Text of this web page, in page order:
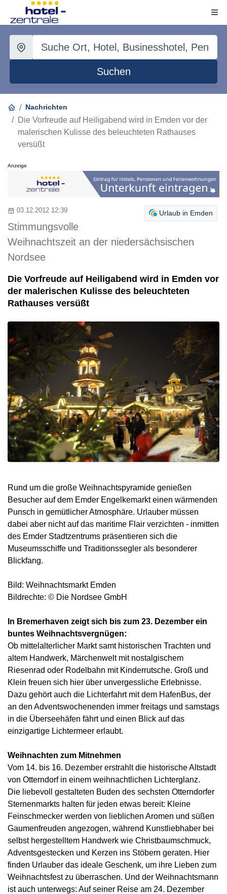
Suchen
Nachrichten
Die Vorfreude auf Heiligabend wird in Emden vor der
malerischen Kulisse des beleuchteten Rathauses
versüßt
Anzeige
Urlaub in Emden
03.12.2012 12:39
Stimmungsvolle
Weihnachtszeit an der niedersächsischen
Nordsee
Die Vorfreude auf Heiligabend wird in Emden vor
der malerischen Kulisse des beleuchteten
Rathauses versüßt
Rund um die große Weihnachtspyramide genießen
Besucher auf dem Emder Engelkemarkt einen wärmenden
Punsch in gemütlicher Atmosphäre. Urlauber müssen
dabei aber nicht auf das maritime Flair verzichten - inmitten
des Emder Stadtzentrums präsentieren sich die
Museumsschiffe und Traditionssegler als besonderer
Blickfang.
Bild: Weihnachtsmarkt Emden
Bildrechte: © Die Nordsee GmbH
In Bremerhaven zeigt sich bis zum 23. Dezember ein
buntes Weihnachtsvergnügen:
Ob mittelalterlicher Markt samt historischen Trachten und
altem Handwerk, Märchenwelt mit nostalgischem
Riesenrad oder Rodelbahn mit Kinderrutsche. Groß und
Klein freuen sich hier über unvergessliche Erlebnisse.
Dazu gehört auch die Lichterfahrt mit dem HafenBus, der
an den Adventswochenenden immer freitags und samstags
in die Überseehäfen fährt und einen Blick auf das
einzigartige Lichtermeer erlaubt.
Weihnachten zum Mitnehmen
Vom 14. bis 16. Dezember erstrahlt die historische Altstadt
von Otterndorf in einem weihnachtlichen Lichterglanz.
Die liebevoll gestalteten Buden des sechsten Otterndorfer
Sternenmarkts halten für jeden etwas bereit: Kleine
Feinschmecker werden von lieblichen Aromen und süßen
Gaumenfreuden angezogen, während Kunstliebhaber bei
selbst hergestelltem Handwerk wie Christbaumschmuck,
Adventsgestecken und Kerzen ins Stöbern geraten. Hier
finden Urlauber das ideale Geschenk, um ihre Lieben zum
Weihnachtsfest zu überraschen. Und der Weihnachtsmann
ist auch unterwegs: Auf seiner Reise am 24. Dezember